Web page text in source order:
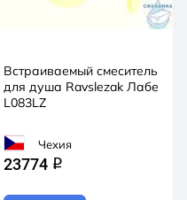
Встраиваемый смеситель
для душа Ravslezak Лабе
L083LZ
Чехия
23774 q